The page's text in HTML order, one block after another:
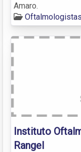
Amaro.
Instituto
Rangel